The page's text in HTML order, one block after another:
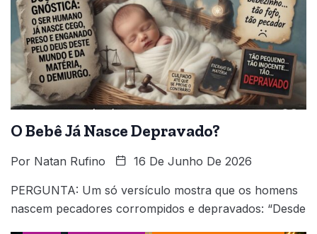
O Bebê Já Nasce Depravado?
Por Natan Rufino 16 De Junho De 2026
PERGUNTA: Um só versículo mostra que os homens
nascem pecadores corrompidos e depravados: “Desde